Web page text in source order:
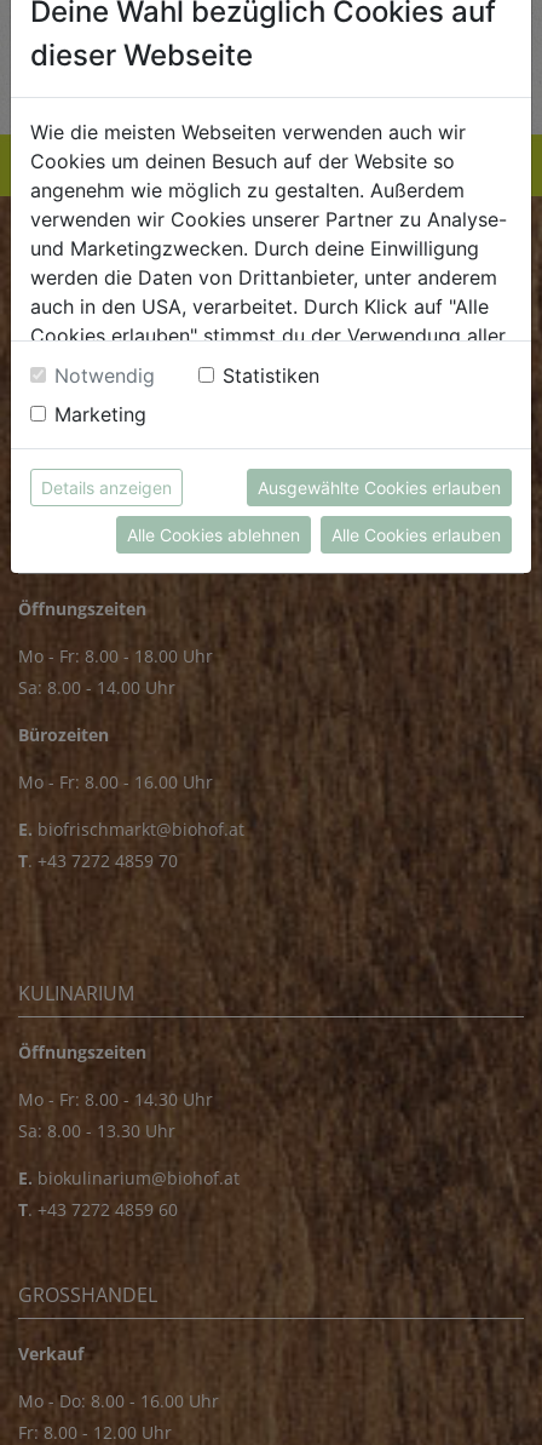
EINKAUFSLISTE
BIOKISTE
Kundenservice
Fr: 8.00 - 15.00 Uhr
dieBiokiste@biohof.at
.+43 7272 2597
FRISCHMARKT
Öffnungszeiten
Mo - Fr: 8.00 - 18.00 Uhr
Sa: 8.00 - 14.00 Uhr
Bürozeiten
Mo - Fr: 8.00 - 16.00 Uhr
E. biofrischmarkt@biohof.at
T. +43 7272 4859 70
KULINARIUM
Öffnungszeiten
Mo - Fr: 8.00 - 14.30 Uhr
Sa: 8.00 - 13.30 Uhr
E. biokulinarium@biohof.at
T. +43 7272 4859 60
GROSSHANDEL
Verkauf
Mo - Do: 8.00 - 16.00 Uhr
Fr: 8.00 - 12.00 Uhr
Deine Wahl bezüglich Cookies auf
dieser Webseite
Wie die meisten Webseiten verwenden auch wir
Cookies um deinen Besuch auf der Website so
angenehm wie möglich zu gestalten. Außerdem
verwenden wir Cookies unserer Partner zu Analyse-
und Marketingzwecken. Durch deine Einwilligung
werden die Daten von Drittanbieter, unter anderem
auch in den USA, verarbeitet. Durch Klick auf "Alle
Cookies erlauben" stimmst du der Verwendung aller
Cookies zu. Unter "Details anzeigen" findest du alle
Infos zu den unterschiedlichen Cookies, du kannst
auch entscheiden, welche Cookies du erlauben
möchtest.
Weitere Informationen findest du in unserer
Datenschutzerklärung
bzw. imImpressum
Notwendig
Statistiken
Marketing
Details anzeigen Ausgewählte Cookies erlauben
Alle Cookies ablehnen Alle Cookies erlauben